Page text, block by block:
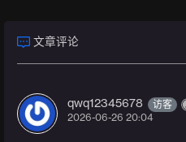
文章评论
qwq12345678
访客
2026-06-26 20:04